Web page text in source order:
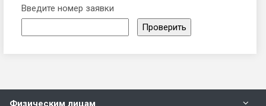
Введите номер заявки
Физическим лицам